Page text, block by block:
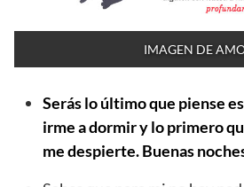
IMAGEN DE
Serás lo último que piense
irme a dormir y lo primero
me despierte. Buenas